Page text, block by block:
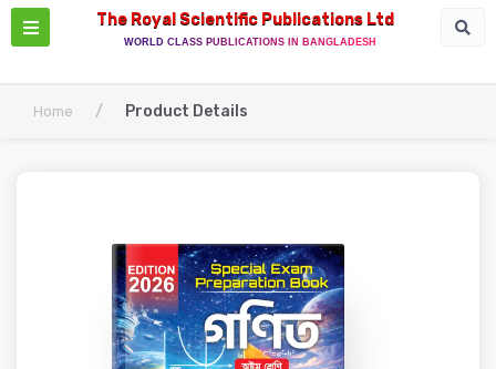
The Royal Scientific Publications Ltd
WORLD CLASS PUBLICATIONS IN BANGLADESH
Home / Product Details